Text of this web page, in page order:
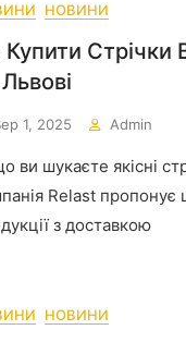
НОВИНИ
Стрічки
1, 2025 Admin
ви шукаєте якісні
Relast
з доставкою
НОВИНИ